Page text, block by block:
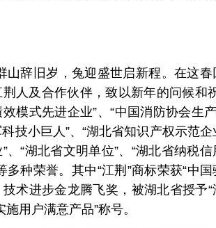
山辞旧岁，兔迎盛世启新程。在这
人及合作伙伴，致以新年的问候和
模式先进企业”、“中国消防协会生
技小巨人”、“湖北省知识产权示范
、“湖北省文明单位”、“湖北省纳税
多种荣誉。其中“江荆”商标荣获“中
术进步金龙腾飞奖，被湖北省授予
施用户满意产品”称号。